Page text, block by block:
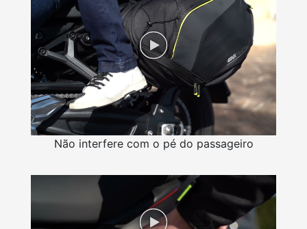
Não interfere com o pé do passageiro